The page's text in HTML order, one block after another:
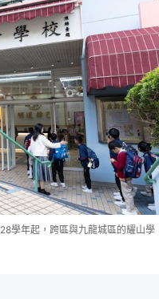
學年起，跨區與九龍城區的耀山學